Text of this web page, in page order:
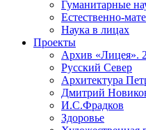
Гуманитарные
Естественно-
Наука в лицах
Проекты
Архив «Лицея».
Русский Север
Архитектура
Дмитрий
И.С.Фрадков
Здоровье